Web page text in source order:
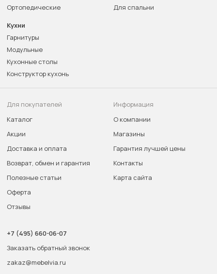
Ортопедические
Для спальни
Кухни
Гарнитуры
Модульные
Кухонные столы
Конструктор кухонь
Для покупателей
Каталог
Акции
Доставка и оплата
Возврат, обмен и гарантия
Полезные статьи
Оферта
Отзывы
Информация
О компании
Магазины
Гарантия лучшей цены
Контакты
Карта сайта
+7 (495) 660-06-07
Заказать обратный звонок
zakaz@mebelvia.ru